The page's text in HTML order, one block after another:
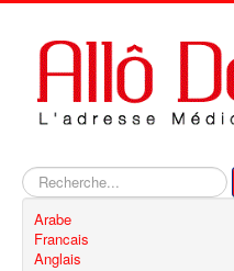
Rechercher
Arabe
Francais
Anglais